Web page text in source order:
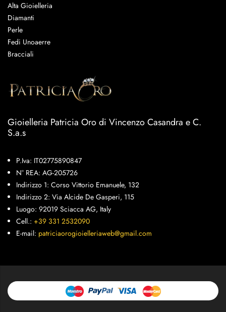
Gioielleria Patricia Oro di Vincenzo Casandra e C.
S.a.s
P.Iva: IT02775890847
N° REA: AG-205726
Indirizzo 1: Corso Vittorio Emanuele, 132
Indirizzo 2: Via Alcide De Gasperi, 115
Luogo: 92019 Sciacca AG, Italy
Cell.: +39 331 2532090
E-mail: patriciaorogioielleriaweb@gmail.com
Alta Gioielleria
Diamanti
Perle
Fedi Unoaerre
Bracciali